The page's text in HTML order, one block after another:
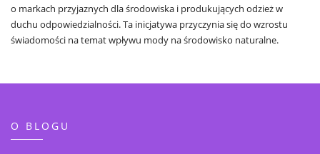
o markach przyjaznych dla środowiska i produkujących odzież w
duchu odpowiedzialności. Ta inicjatywa przyczynia się do wzrostu
świadomości na temat wpływu mody na środowisko naturalne.
O BLOGU